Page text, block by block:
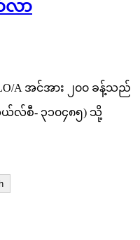
လာ
A အင်အား ၂၀၀ ခန့်သည်
ယ်လ်စီ- ၃၁၀၄၈၅) သို့